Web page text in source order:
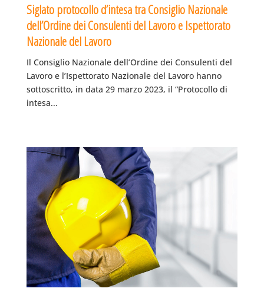
Siglato protocollo d’intesa tra Consiglio Nazionale
dell’Ordine dei Consulenti del Lavoro e Ispettorato
Nazionale del Lavoro
Il Consiglio Nazionale dell’Ordine dei Consulenti del
Lavoro e l’Ispettorato Nazionale del Lavoro hanno
sottoscritto, in data 29 marzo 2023, il “Protocollo di
intesa...